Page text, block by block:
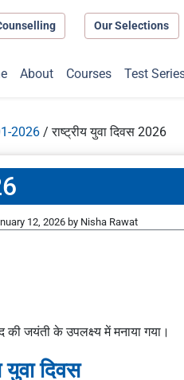
Our Selections
About Courses Test
2026 /राष्ट्रीय युवा दिवस 2026
12, 2026 by Nisha Rawat
की जयंती के उपलक्ष्य में मनाया गया।
युवा दिवस